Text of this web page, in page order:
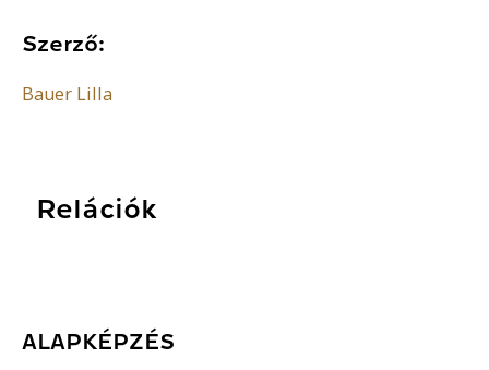
Szerző:
Bauer Lilla
Relációk
ALAPKÉPZÉS